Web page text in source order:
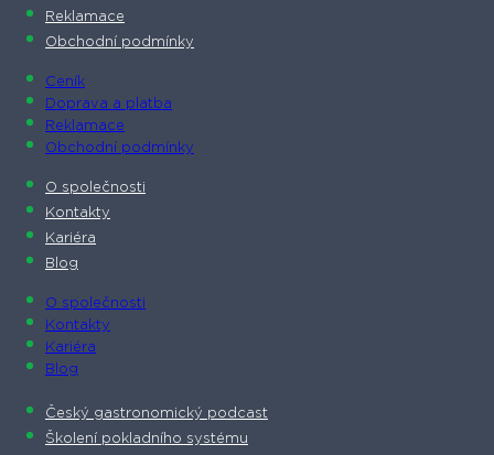
Reklamace
Obchodní podmínky
Ceník
Doprava a platba
Reklamace
Obchodní podmínky
O společnosti​
Kontakty
Kariéra
Blog
O společnosti​
Kontakty
Kariéra
Blog
Český gastronomický podcast​
Školení pokladního systému